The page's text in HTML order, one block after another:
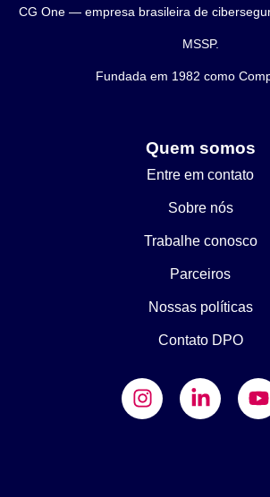
CG One — empresa brasileira de
MSSP.
Fundada em 1982 como
Quem somos
Entre em contato
Sobre nós
Trabalhe conosco
Parceiros
Nossas políticas
Contato DPO